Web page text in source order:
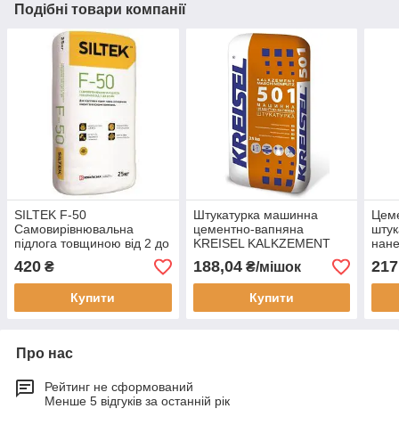
Подібні товари компанії
SILTEK F-50
Cамовирівнювальна
підлога товщиною від 2 до
40 мм
420 ₴
Купити
Штукатурка машинна
цементно-вапняна
KREISEL KALKZEMENT
MASCHINENPUTZ 501 (5-
20мм)
188,04₴/мішок
Купити
Про нас
Рейтинг не сформований
Менше 5 відгуків за останній рік